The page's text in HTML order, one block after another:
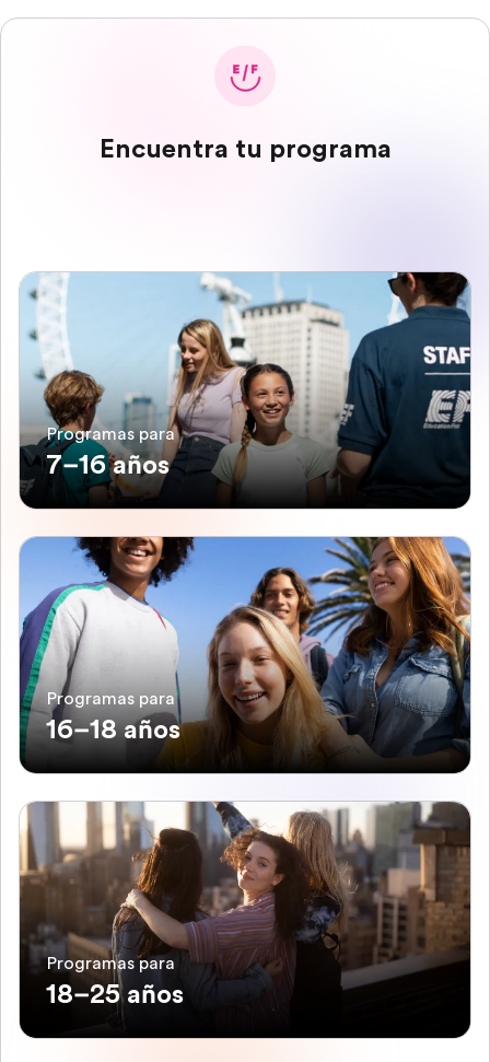
Encuentra tu programa
Programas para
7–16 años
Programas para
16–18 años
Programas para
18–25 años